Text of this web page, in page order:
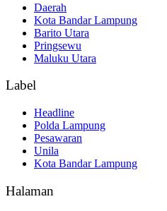
Daerah
Kota Bandar Lampung
Barito Utara
Pringsewu
Maluku Utara
Label
Headline
Polda Lampung
Pesawaran
Unila
Kota Bandar Lampung
Halaman